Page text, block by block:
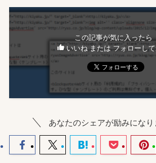
この記事が気に入ったら
いいね または フォローし
あなたのシェアが励みになり